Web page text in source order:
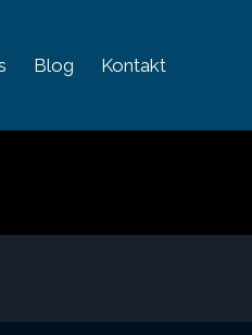
Blog Kontakt